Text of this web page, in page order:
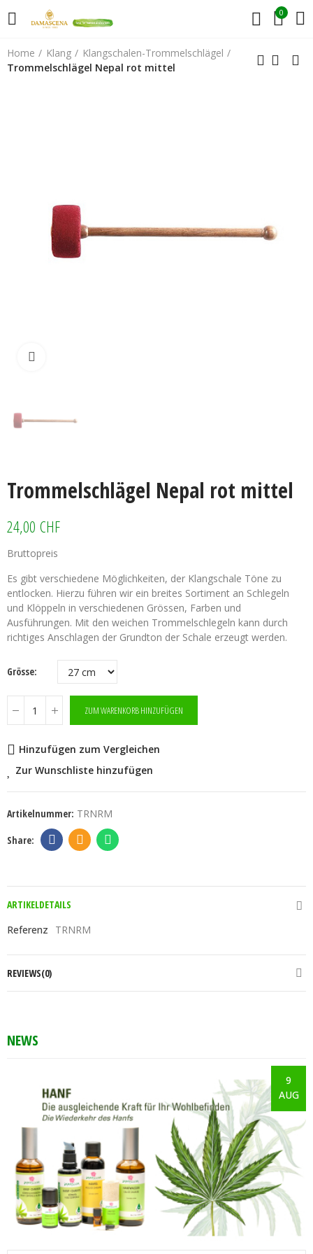
0
Home Klang
Klangschalen-Trommelschlägel
Trommelschlägel Nepal rot mittel
Trommelschlägel Nepal rot mittel
24,00 CHF
Bruttopreis
Es gibt verschiedene Möglichkeiten, der Klangschale Töne zu
entlocken. Hierzu führen wir ein breites Sortiment an Schlegeln
und Klöppeln in verschiedenen Grössen, Farben und
Ausführungen. Mit den weichen Trommelschlegeln kann durch
richtiges Anschlagen der Grundton der Schale erzeugt werden.
Grösse
ZUM WARENKORB HINZUFÜGEN
Hinzufügen zum Vergleichen
Zur Wunschliste hinzufügen
Artikelnummer: TRNRM
ARTIKELDETAILS
Referenz
TRNRM
REVIEWS(0)
NEWS
9
AUG